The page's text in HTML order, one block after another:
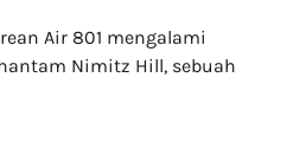
Air 801 mengalami
Nimitz Hill, sebuah